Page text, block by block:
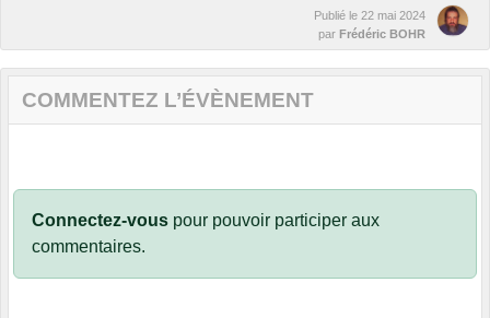
Publié le 22 mai 2024
par Frédéric BOHR
COMMENTEZ L’ÉVÈNEMENT
Connectez-vous pour pouvoir participer aux
commentaires.